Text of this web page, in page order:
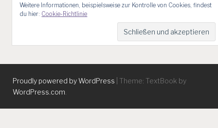
Weitere Informationen, beispielsweise zur Kontrolle von Cookies, findest
du hier: Cookie-Richtlinie
Proudly powered by WordPress
Theme: TextBook by
WordPress.com